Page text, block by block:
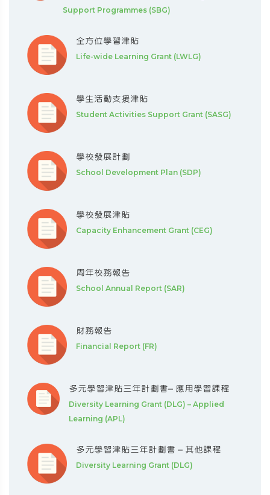
Support Programmes (SBG)
全方位學習津貼
Life-wide Learning Grant (LWLG)
學生活動支援津貼
Student Activities Support Grant (SASG)
學校發展計劃
School Development Plan (SDP)
學校發展津貼
Capacity Enhancement Grant (CEG)
周年校務報告
School Annual Report (SAR)
財務報告
Financial Report (FR)
多元學習津貼三年計劃書– 應用學習課程
Diversity Learning Grant (DLG) – Applied
Learning (APL)
多元學習津貼三年計劃書 – 其他課程
Diversity Learning Grant (DLG)